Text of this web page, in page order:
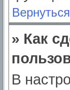
» Как
В